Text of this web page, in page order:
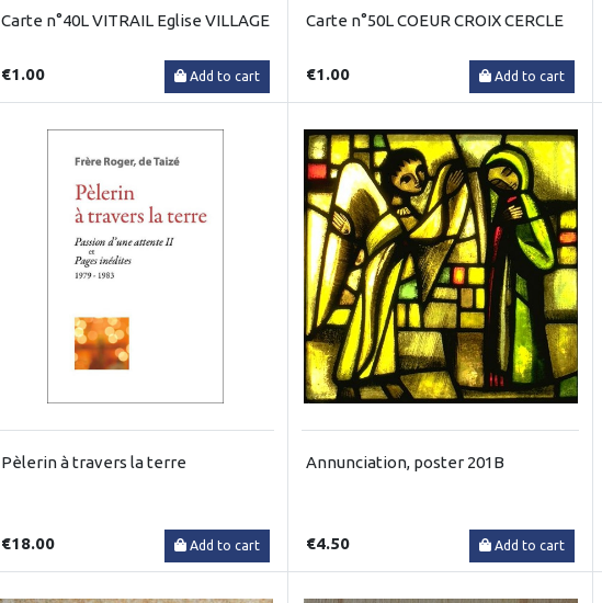
Carte n°40L VITRAIL Eglise VILLAGE
€1.00 Add to cart
Carte n°50L COEUR CROIX CERCLE
€1.00 Add to cart
Pèlerin à travers la terre
€18.00 Add to cart
Annunciation, poster 201B
€4.50 Add to cart